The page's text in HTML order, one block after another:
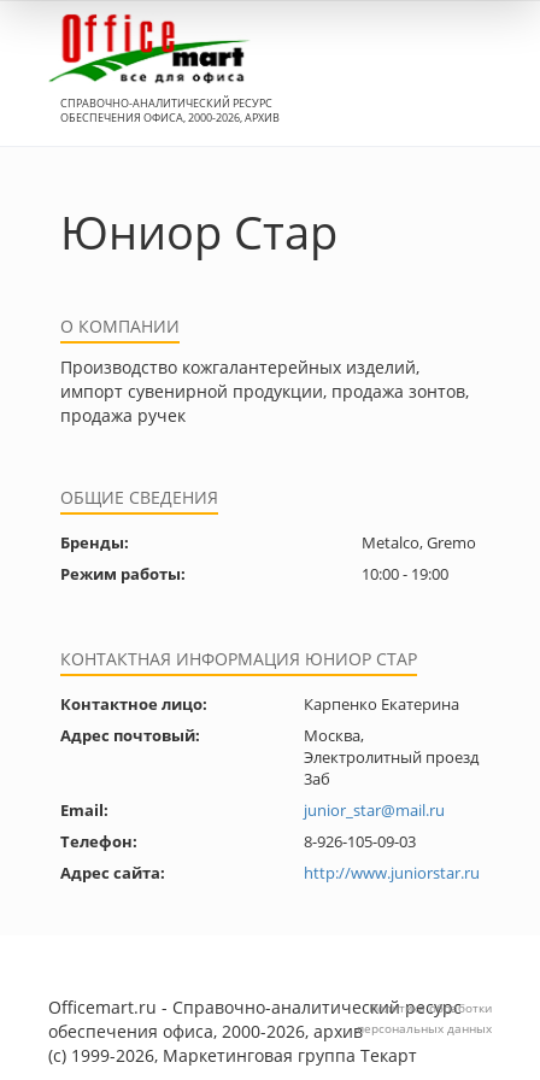
СПРАВОЧНО-АНАЛИТИЧЕСКИЙ РЕСУРС
ОБЕСПЕЧЕНИЯ ОФИСА, 2000-2026, АРХИВ
Юниор Стар
О КОМПАНИИ
Производство кожгалантерейных изделий,
импорт сувенирной продукции, продажа зонтов,
продажа ручек
ОБЩИЕ СВЕДЕНИЯ
Бренды:
Metalco, Gremo
Режим работы:
10:00 - 19:00
КОНТАКТНАЯ ИНФОРМАЦИЯ ЮНИОР СТАР
Контактное лицо:
Карпенко Екатерина
Адрес почтовый:
Москва,
Электролитный проезд
3аб
Email:
junior_star@mail.ru
Телефон:
8-926-105-09-03
Адрес сайта:
http://www.juniorstar.ru
Officemart.ru - Справочно-аналитический ресурс
обеспечения офиса, 2000-2026, архив
(с) 1999-2026, Маркетинговая группа Текарт
Политика обработки
персональных данных